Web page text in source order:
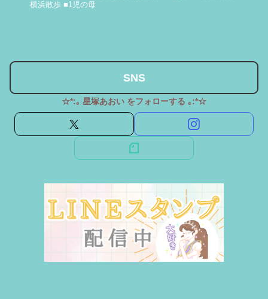
横浜散歩 ■1児の母
SNS
☆*:｡ 星塚あおい をフォローする ｡:*☆